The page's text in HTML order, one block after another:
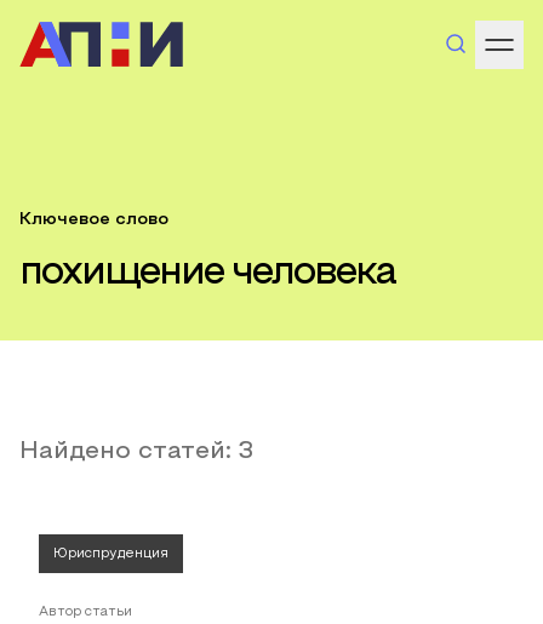
Ключевое слово
похищение человека
Найдено статей: 3
Юриспруденция
Автор статьи